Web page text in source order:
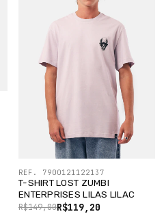
T-SHIRT LOST ZUMBI
ENTERPRISES LILAS LILAC
R$119,20
R$149,00
REF. 7900121122137